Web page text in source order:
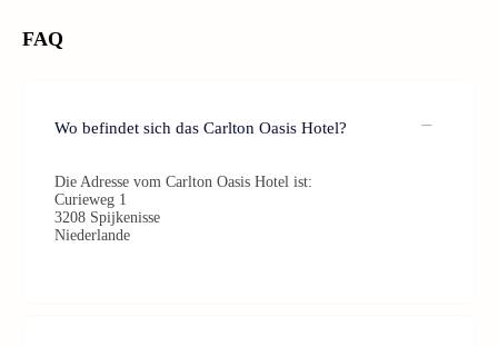
FAQ
Wo befindet sich das Carlton Oasis Hotel?
Die Adresse vom Carlton Oasis Hotel ist:
Curieweg 1
3208 Spijkenisse
Niederlande